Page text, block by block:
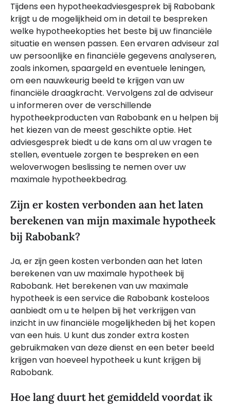
Tijdens een hypotheekadviesgesprek bij Rabobank
krijgt u de mogelijkheid om in detail te bespreken
welke hypotheekopties het beste bij uw financiële
situatie en wensen passen. Een ervaren adviseur zal
uw persoonlijke en financiële gegevens analyseren,
zoals inkomen, spaargeld en eventuele leningen,
om een nauwkeurig beeld te krijgen van uw
financiële draagkracht. Vervolgens zal de adviseur
u informeren over de verschillende
hypotheekproducten van Rabobank en u helpen bij
het kiezen van de meest geschikte optie. Het
adviesgesprek biedt u de kans om al uw vragen te
stellen, eventuele zorgen te bespreken en een
weloverwogen beslissing te nemen over uw
maximale hypotheekbedrag.
Zijn er kosten verbonden aan het laten
berekenen van mijn maximale hypotheek
bij Rabobank?
Ja, er zijn geen kosten verbonden aan het laten
berekenen van uw maximale hypotheek bij
Rabobank. Het berekenen van uw maximale
hypotheek is een service die Rabobank kosteloos
aanbiedt om u te helpen bij het verkrijgen van
inzicht in uw financiële mogelijkheden bij het kopen
van een huis. U kunt dus zonder extra kosten
gebruikmaken van deze dienst en een beter beeld
krijgen van hoeveel hypotheek u kunt krijgen bij
Rabobank.
Hoe lang duurt het gemiddeld voordat ik